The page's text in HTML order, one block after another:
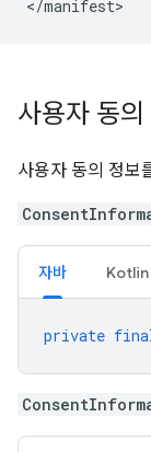
사용자 동의
사용자 동의 정보
자바 Kotlin
private